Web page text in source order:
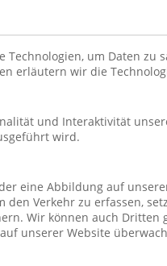
um Daten zu
erläutern wir die
und Interaktivität
wird.
eine Abbildung auf
Verkehr zu erfassen,
Wir können auch Dritten
unserer Website